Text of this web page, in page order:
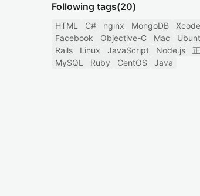
Following tags(20)
HTML C# nginx MongoDB Xcode
Facebook
Objective-C Mac
Rails
Linux JavaScript Node.js
MySQL
Ruby CentOS Java